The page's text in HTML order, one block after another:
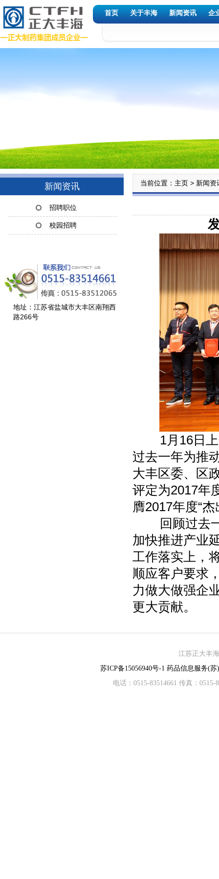
首页 关于丰海 新闻资讯 企
新闻资讯
招聘职位
校园招聘
地址：江苏省盐城市大丰区南翔西
路266号
当前位置： 主页 > 新闻资
1月16日上
过去一年为推
大丰区委、区
评定为2017年
膺2017年度“
回顾过去一
加快推进产业
工作落实上，
顺应客户要求
力做大做强企
更大贡献。
江苏正大丰
苏ICP备15056940号-1 药品信息服务(苏
电话：0515-83514661 传真：